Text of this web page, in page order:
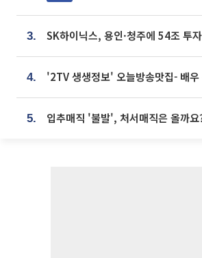
3.
4.
5. 입추매직 '불발', 처서매직은 올까